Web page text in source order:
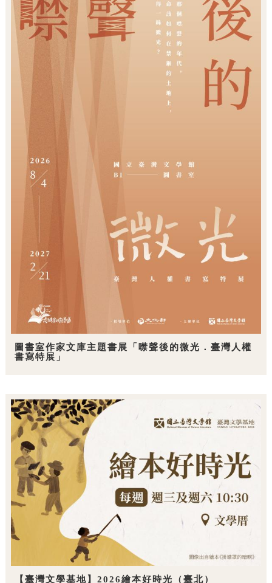
圖書室作家文庫主題書展「噤聲後的微光．臺灣人權
書寫特展」
【臺灣文學基地】2026繪本好時光（臺北）